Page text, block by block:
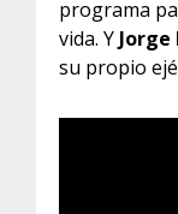
programa
vida. YJorge
su propio